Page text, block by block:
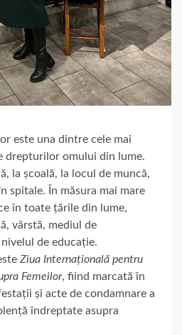
este una dintre cele mai
drepturilor omului din lume.
la școală, la locul de muncă,
spitale. În măsura mai mare
în toate țările din lume,
vârstă, mediul de
de educație.
Ziua Internațională pentru
Femeilor, fiind marcată în
și acte de condamnare a
îndreptate asupra